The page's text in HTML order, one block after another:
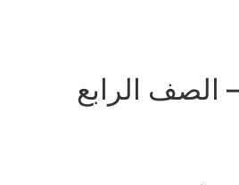
الصف الرابع